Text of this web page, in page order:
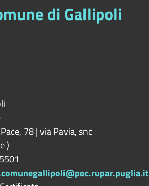
di Gallipoli
78 | via Pavia, snc
)